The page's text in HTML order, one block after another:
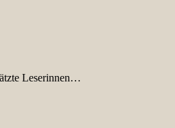
Leserinnen…